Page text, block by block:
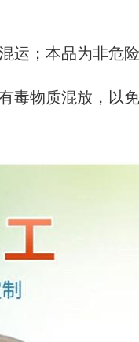
运；本品为非危
毒物质混放，以